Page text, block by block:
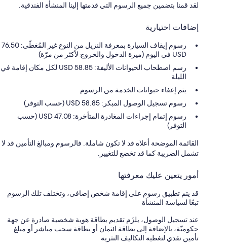
لقد قمنا بتضمين جميع الرسوم التي قدمتها إلينا المنشأة الفندقية.
إضافات اختيارية
رسوم إيقاف السيارة بمعرفة النزيل من النوع غير المُغطّى: 76.50
USD في اليوم (ميزة الدخول والخروج لأكثر من مرّة)
رسم اصطحاب الحيوانات الأليفة: 58.85 USD لكل مكان إقامة في
الليلة
يتم إعفاء حيوانات الخدمة من الرسوم
رسوم تسجيل الوصول المبكر: 58.85 USD (حسب التوفر)
رسوم إتمام إجراءات المغادرة المتأخرة: 47.08 USD (حسب
التوفر)
القائمة الموضحة أعلاه قد لا تكون شاملة. فالرسوم ومبالغ التأمين قد لا
تشمل الضريبة كما قد تخضع للتغيير.
أمور يتعين عليك معرفتها
قد يتم تطبيق رسوم على إقامة شخص إضافي، وتختلف تلك الرسوم
تبعًا لسياسة المنشأة
عند تسجيل الوصول، يلزَم تقديم بطاقة هوية شخصية صادرة عن جهة
حكوميّة، بالإضافة إلى بطاقة ائتمان أو بطاقة سحب مباشر أو مبلغ
تأمين نقدي لتغطية التكاليف النثرية